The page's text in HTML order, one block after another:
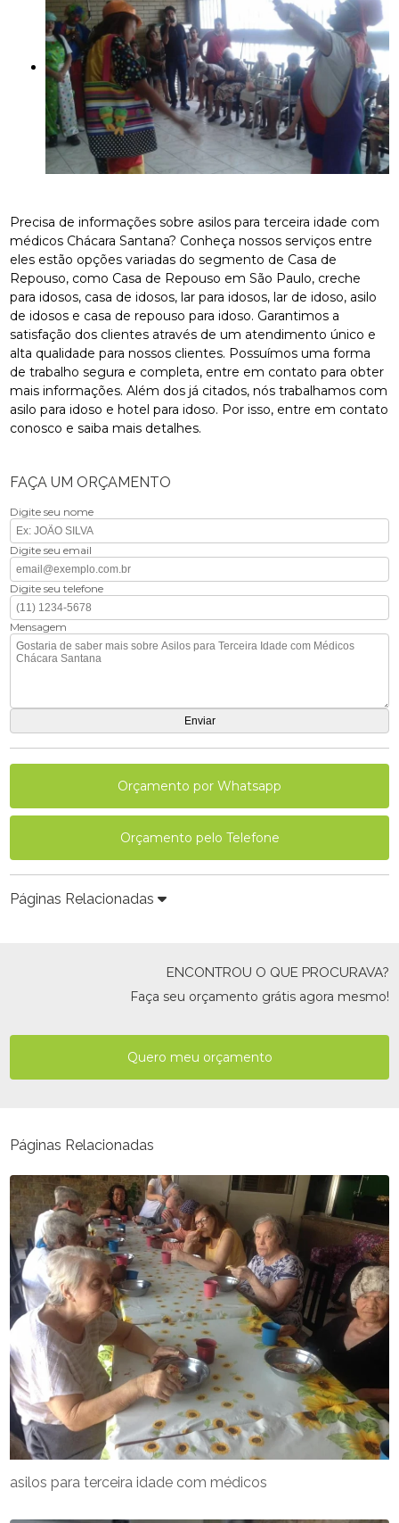
Precisa de informações sobre asilos para terceira idade com
médicos Chácara Santana? Conheça nossos serviços entre
eles estão opções variadas do segmento de Casa de
Repouso, como Casa de Repouso em São Paulo, creche
para idosos, casa de idosos, lar para idosos, lar de idoso, asilo
de idosos e casa de repouso para idoso. Garantimos a
satisfação dos clientes através de um atendimento único e
alta qualidade para nossos clientes. Possuímos uma forma
de trabalho segura e completa, entre em contato para obter
mais informações. Além dos já citados, nós trabalhamos com
asilo para idoso e hotel para idoso. Por isso, entre em contato
conosco e saiba mais detalhes.
FAÇA UM ORÇAMENTO
Digite seu nome
Digite seu email
Digite seu telefone
Mensagem
Orçamento por Whatsapp
Orçamento pelo Telefone
Páginas Relacionadas
ENCONTROU O QUE PROCURAVA?
Faça seu orçamento grátis agora mesmo!
Quero meu orçamento
Páginas Relacionadas
asilos para terceira idade com médicos